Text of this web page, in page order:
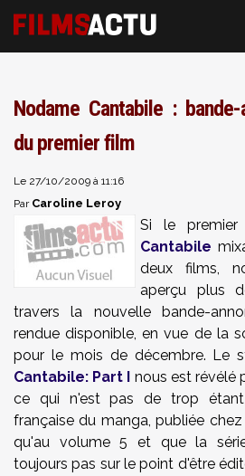
Nodame Cantabile :
du premier film
Le 27/10/2009 à 11:16
Par Caroline Leroy
Si le
Cantabile
deux films,
aperçu plus
travers la nouvelle bande-
rendue disponible, en vue de la
pour le mois de décembre. Le
Cantabile: Part I nous est révélé
ce qui n'est pas de trop
française du manga, publiée chez
qu'au volume 5 et que la
toujours pas sur le point d'être